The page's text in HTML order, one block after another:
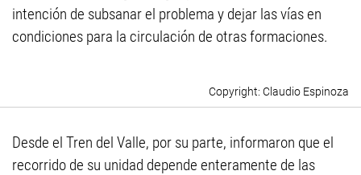
intención de subsanar el problema y dejar las vías en
condiciones para la circulación de otras formaciones.
Claudio Espinoza
Desde el Tren del Valle, por su parte, informaron que el
recorrido de su unidad depende enteramente de las